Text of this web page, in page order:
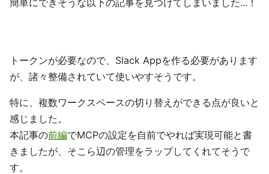
トークンが必要なので、Slack Appを作る必要があります
が、諸々整備されていて使いやすそうです。
特に、複数ワークスペースの切り替えができる点が良いと
感じました。
本記事の前編でMCPの設定を自前でやれば実現可能と書
きましたが、そこら辺の管理をラップしてくれてそうで
す。